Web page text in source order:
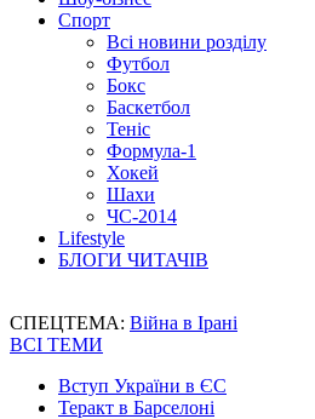
Спорт
Всі новини розділу
Футбол
Бокс
Баскетбол
Теніс
Формула-1
Хокей
Шахи
ЧС-2014
Lifestyle
БЛОГИ ЧИТАЧІВ
СПЕЦТЕМА: Війна в Ірані
ВСІ ТЕМИ
Вступ України в ЄС
Теракт в Барселоні